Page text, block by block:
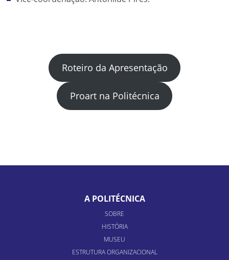
Roteiro da Apresentação
Proart na Politécnica
A POLITÉCNICA
SOBRE
HISTÓRIA
MUSEU
ESTRUTURA ORGANIZACIONAL